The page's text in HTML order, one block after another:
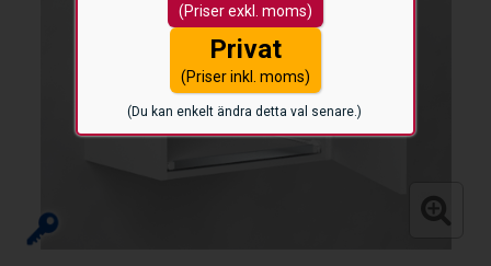
(Priser exkl. moms)
Privat
(Priser inkl. moms)
(Du kan enkelt ändra detta val senare.)